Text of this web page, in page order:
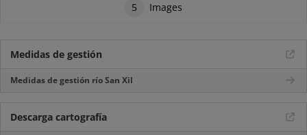
5 Images
Medidas de gestión
Medidas de gestión río San Xil
Descarga cartografía